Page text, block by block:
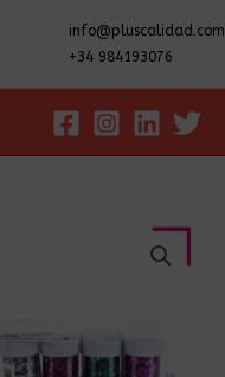
info@pluscalidad.com
+34 984193076